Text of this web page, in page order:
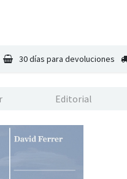
30 días para devoluciones